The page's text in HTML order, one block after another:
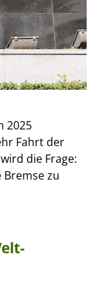
2025
Fahrt der
die Frage:
zu